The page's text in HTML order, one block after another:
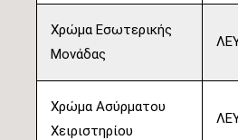
Χρώμα Εσωτερικής
Μονάδας
Χρώμα Ασύρματου
Χειριστηρίου